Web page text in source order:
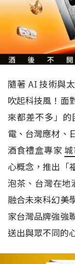
隨著 AI 技術與
吹起科技風！面
來都差不多」
電、台灣應材、
酒食禮盒專家
心概念，推出「
泡茶、台灣在地
融合未來科幻美
家台灣品牌強強
送出與眾不同的